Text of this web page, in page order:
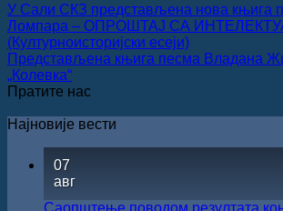
У Сали СКЗ представљена нова књига
Ломпара ‒ ОПРОШТАЈ СА
(Културноисторијски есеји)
Представљена књига песма Владана
„Колевка“
Пратите нас
Најновије вести
07
авг
Саопштење поводом резултата